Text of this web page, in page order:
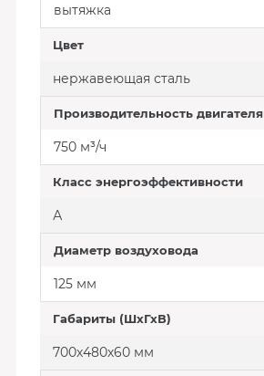
вытяжка
Цвет
нержавеющая сталь
Производительность двигателя
750 м³/ч
Класс энергоэффективности
А
Диаметр воздуховода
125 мм
Габариты (ШхГхВ)
700х480х60 мм